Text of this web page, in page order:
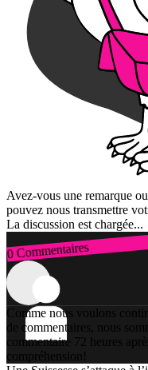
Avez-vous une remarque
pouvez nous transmettre
La discussion est chargée...
0 Commentaires
Connexion
Comme nous voulons
de commentaires, nous
commentaire 72 heures
compréhension!